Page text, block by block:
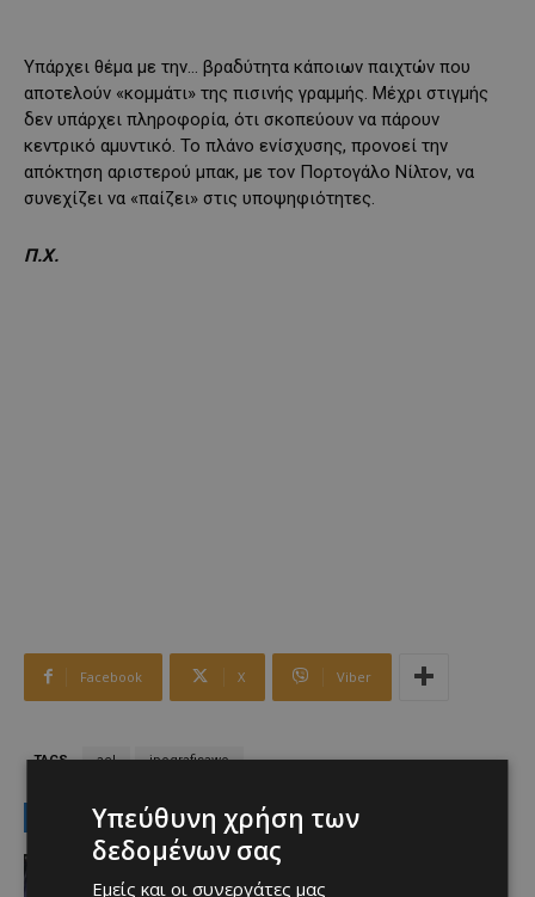
Υπάρχει θέμα με την… βραδύτητα κάποιων παιχτών που
αποτελούν «κομμάτι» της πισινής γραμμής. Μέχρι στιγμής
δεν υπάρχει πληροφορία, ότι σκοπεύουν να πάρουν
κεντρικό αμυντικό. Το πλάνο ενίσχυσης, προνοεί την
απόκτηση αριστερού μπακ, με τον Πορτογάλο Νίλτον, να
συνεχίζει να «παίζει» στις υποψηφιότητες.
Π.Χ.
Facebook X Viber
TAGS ael ipografisawo
LATEST NEWS
Αθλητικά
Aνακοινώθηκε το deal που
Υπεύθυνη χρήση των
δεδομένων σας
Εμείς και οι συνεργάτες μας